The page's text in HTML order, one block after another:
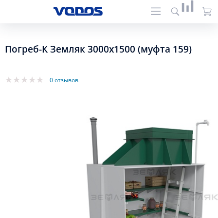
Погреб-К Земляк 3000х1500 (муфта 159)
0 отзывов